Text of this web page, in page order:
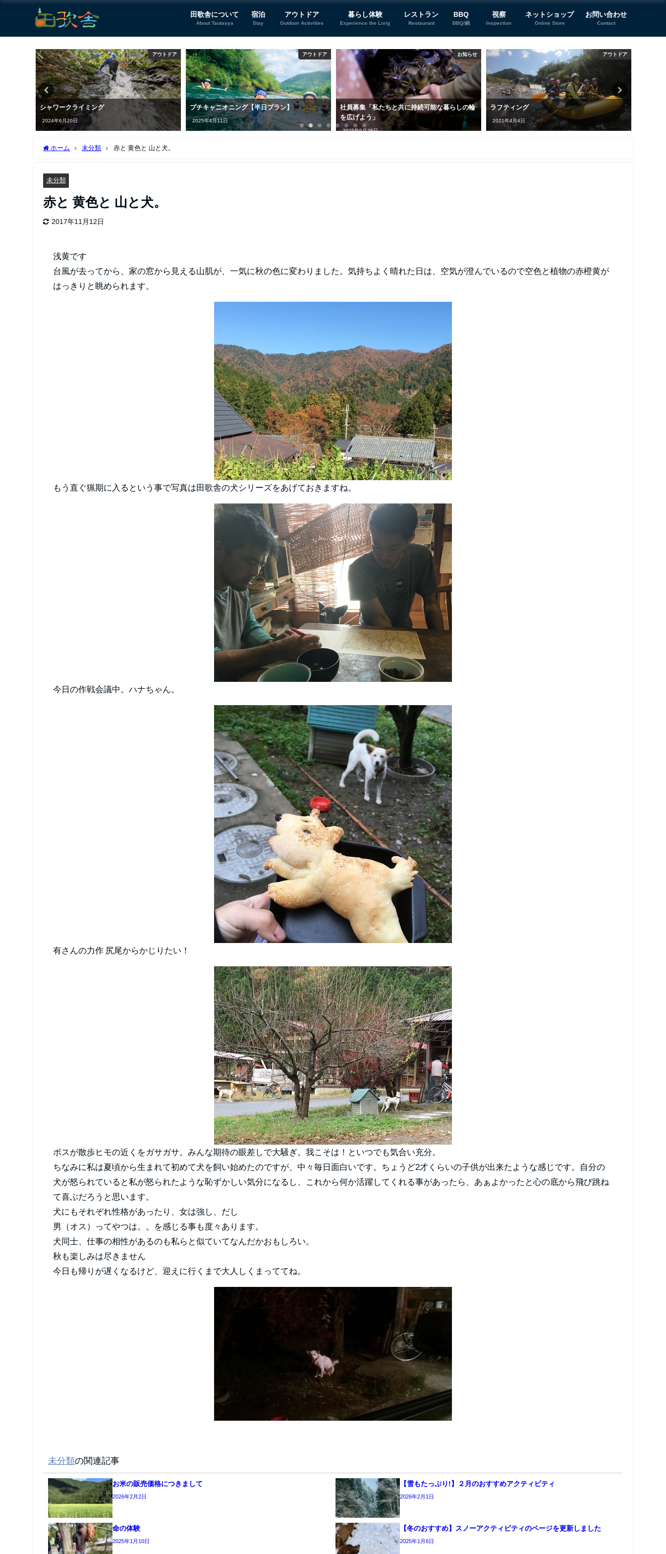
田歌舎について
About Tautasya
宿泊
Stay
アウトドア
Outdoor Activities
暮らし体験
Experience the Livig
レストラン
Restaurant
BBQ
BBQ/鍋
視察
Inspection
ネットショップ
Online Store
お問い合わせ
Contact
アウトドア
シャワークライミング
2024年6月20日
アウトドア
プチキャニオニング【半日プラン】
2025年4月11日
お知らせ
社員募集「私たちと共に持続可能な暮らしの輪
を広げよう」
2025年9月26日
アウトドア
ラフティング
2021年4月4日
ホーム 未分類 赤と 黄色と 山と犬。
未分類
赤と 黄色と 山と犬。
2017年11月12日
浅黄です
台風が去ってから、家の窓から見える山肌が、一気に秋の色に変わりました。気持ちよく晴れた日は、空気が澄んでいるので空色と植物の赤橙黄が
はっきりと眺められます。
もう直ぐ猟期に入るという事で写真は田歌舎の犬シリーズをあげておきますね。
今日の作戦会議中。ハナちゃん。
有さんの力作 尻尾からかじりたい！
ボスが散歩ヒモの近くをガサガサ。みんな期待の眼差しで大騒ぎ。我こそは！といつでも気合い充分。
ちなみに私は夏頃から生まれて初めて犬を飼い始めたのですが、中々毎日面白いです。ちょうど2才くらいの子供が出来たような感じです。自分の
犬が怒られていると私が怒られたような恥ずかしい気分になるし、これから何か活躍してくれる事があったら、あぁよかったと心の底から飛び跳ね
て喜ぶだろうと思います。
犬にもそれぞれ性格があったり、女は強し、だし
男（オス）ってやつは。。を感じる事も度々あります。
犬同士、仕事の相性があるのも私らと似ていてなんだかおもしろい。
秋も楽しみは尽きません
今日も帰りが遅くなるけど、迎えに行くまで大人しくまっててね。
未分類の関連記事
お米の販売価格につきまして
2026年2月2日
【雪もたっぷり!】２月のおすすめアクティビティ
2026年2月1日
命の体験
2025年1月10日
【冬のおすすめ】スノーアクティビティのページを更新しました
2025年1月6日